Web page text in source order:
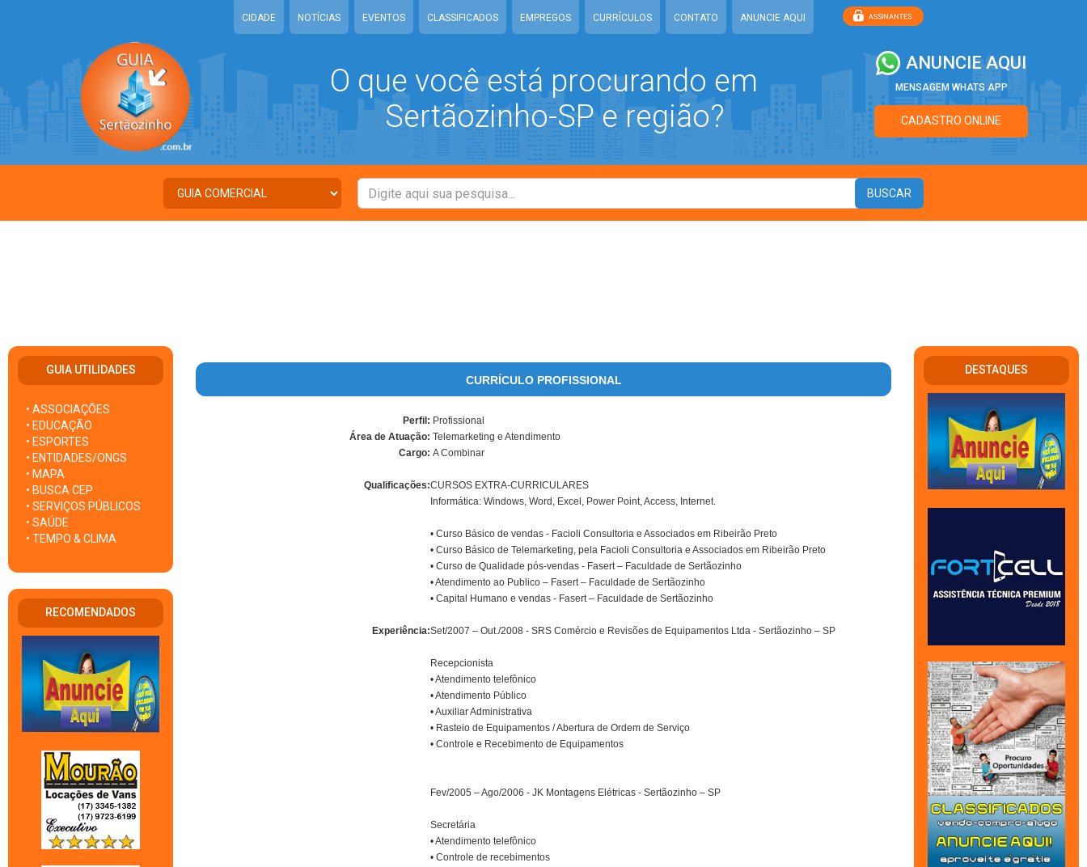
CIDADE NOTÍCIAS EVENTOS CLASSIFICADOS EMPREGOS CURRÍCULOS CONTATO ANUNCIE AQUI
O que você está procurando em
Sertãozinho-SP e região?
ANUNCIE AQUI
MENSAGEM WHATS APP
CADASTRO ONLINE
GUIA UTILIDADES
• ASSOCIAÇÕES
• EDUCAÇÃO
• ESPORTES
• ENTIDADES/ONGS
• MAPA
• BUSCA CEP
• SERVIÇOS PÚBLICOS
• SAÚDE
• TEMPO & CLIMA
RECOMENDADOS
CURRÍCULO PROFISSIONAL
Perfil: Profissional
Área de Atuação: Telemarketing e Atendimento
Cargo: A Combinar
Qualificações:CURSOS EXTRA-CURRICULARES
Informática: Windows, Word, Excel, Power Point, Access, Internet.
• Curso Básico de vendas - Facioli Consultoria e Associados em Ribeirão Preto
• Curso Básico de Telemarketing, pela Facioli Consultoria e Associados em Ribeirão Preto
• Curso de Qualidade pós-vendas - Fasert – Faculdade de Sertãozinho
• Atendimento ao Publico – Fasert – Faculdade de Sertãozinho
• Capital Humano e vendas - Fasert – Faculdade de Sertãozinho
Experiência:Set/2007 – Out./2008 - SRS Comércio e Revisões de Equipamentos Ltda - Sertãozinho – SP
Recepcionista
• Atendimento telefônico
• Atendimento Público
• Auxiliar Administrativa
• Rasteio de Equipamentos / Abertura de Ordem de Serviço
• Controle e Recebimento de Equipamentos
Fev/2005 – Ago/2006 - JK Montagens Elétricas - Sertãozinho – SP
Secretária
• Atendimento telefônico
• Controle de recebimentos
DESTAQUES